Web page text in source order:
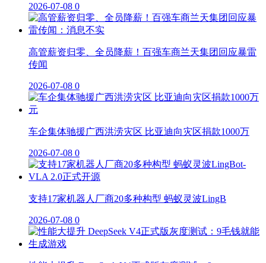
2026-07-08 0
高管薪资归零、全员降薪！百强车商兰天集团回应暴雷
传闻
2026-07-08 0
车企集体驰援广西洪涝灾区 比亚迪向灾区捐款1000万
2026-07-08 0
支持17家机器人厂商20多种构型 蚂蚁灵波LingB
2026-07-08 0